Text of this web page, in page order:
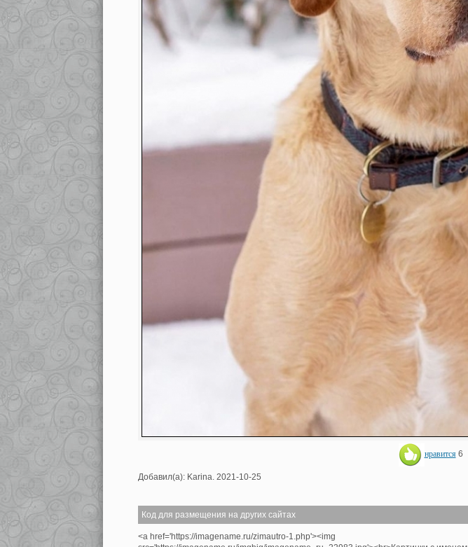
нравится 6
Добавил(а): Karina. 2021-10-25
Код для размещения на других сайтах
<a href='https://imagename.ru/zimautro-1.php'><img